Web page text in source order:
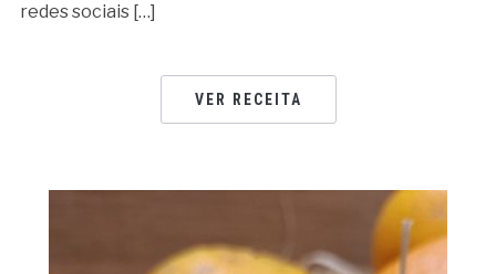
redes sociais […]
VER RECEITA